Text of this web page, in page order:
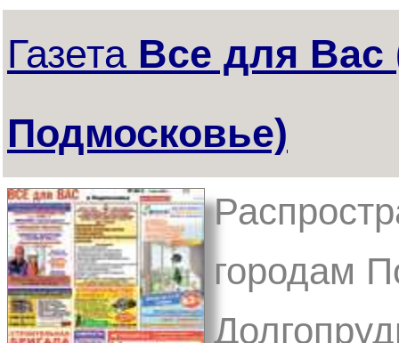
Газета Все для Вас
Подмосковье)
городам